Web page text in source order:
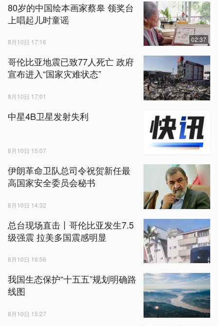
80岁的中国绘本画家蔡皋 领奖台
上唱起儿时童谣
8月10日 17:16 02:37
哥伦比亚地震已致77人死亡 政府
宣布进入“国家灾难状态”
8月10日 17:01
中星4B卫星发射失利
8月10日 15:07
伊朗革命卫队总司令祝贺新任最
高国家安全委员会秘书
8月10日 14:32
总台现场直击丨哥伦比亚发生7.5
级强震 拉美多国震感明显
8月10日 16:56
我国生态保护“十五五”规划明确路
线图
8月10日 15:27